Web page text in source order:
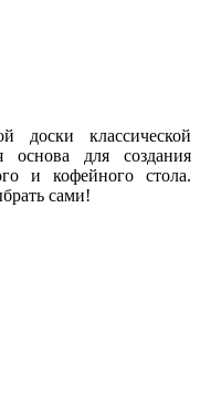
доски классической
основа для создания
и кофейного стола.
сами!